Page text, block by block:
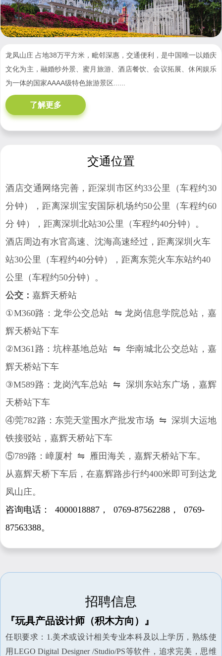
了解更多
龙凤山庄 占地38万平方米，毗邻深惠，交通便利，是中国唯一以婚庆
文化为主，融婚纱外景、蜜月旅游、酒店餐饮、会议拓展、休闲娱乐
为一体的国家AAAA级特色旅游景区......
交通位置
酒店交通网络完善，距深圳市区约33公里（车程约30
分钟），距离深圳宝安国际机场约50公里（车程约60
分 钟），距离深圳北站30公里（车程约40分钟）。
酒店周边有水官高速、沈海高速经过，距离深圳火车
站30公里（车程约40分钟），距离东莞火车东站约40
公里（车程约50分钟）。
公交： 嘉辉天桥站
①M360路：龙华公交总站 ⇋ 龙岗信息学院总站，嘉
辉天桥站下车
②M361路：坑梓基地总站 ⇋ 华南城北公交总站，嘉
辉天桥站下车
③M589路：龙岗汽车总站 ⇋ 深圳东站东广场，嘉辉
天桥站下车
④莞782路：东莞天堂围水产批发市场 ⇋ 深圳大运地
铁接驳站，嘉辉天桥站下车
⑤789路：嶂厦村 ⇋ 雁田海关，嘉辉天桥站下车。
从嘉辉天桥下车后，在嘉辉路步行约400米即可到达龙
凤山庄。
咨询电话： 4000018887， 0769-87562288， 0769-
87563388。
招聘信息
『玩具产品设计师（积木方向）』
任职要求：1.美术或设计相关专业本科及以上学历，熟练使
用LEGO Digital Designer /Studio/PS等软件，追求完美，思维